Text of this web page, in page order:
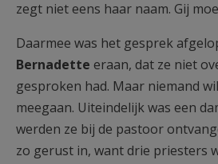
zegt niet eens haar naam. Gij
Daarmee was het gesprek
Bernadette eraan, dat ze niet
gesproken had. Maar niemand
meegaan. Uiteindelijk was een
werden ze bij de pastoor
zo gerust in, want drie priesters